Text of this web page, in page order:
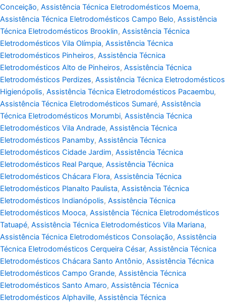
Conceição, Assistência Técnica Eletrodomésticos Moema,
Assistência Técnica Eletrodomésticos Campo Belo, Assistência
Técnica Eletrodomésticos Brooklin, Assistência Técnica
Eletrodomésticos Vila Olímpia, Assistência Técnica
Eletrodomésticos Pinheiros, Assistência Técnica
Eletrodomésticos Alto de Pinheiros, Assistência Técnica
Eletrodomésticos Perdizes, Assistência Técnica Eletrodomésticos
Higienópolis, Assistência Técnica Eletrodomésticos Pacaembu,
Assistência Técnica Eletrodomésticos Sumaré, Assistência
Técnica Eletrodomésticos Morumbi, Assistência Técnica
Eletrodomésticos Vila Andrade, Assistência Técnica
Eletrodomésticos Panamby, Assistência Técnica
Eletrodomésticos Cidade Jardim, Assistência Técnica
Eletrodomésticos Real Parque, Assistência Técnica
Eletrodomésticos Chácara Flora, Assistência Técnica
Eletrodomésticos Planalto Paulista, Assistência Técnica
Eletrodomésticos Indianópolis, Assistência Técnica
Eletrodomésticos Mooca, Assistência Técnica Eletrodomésticos
Tatuapé, Assistência Técnica Eletrodomésticos Vila Mariana,
Assistência Técnica Eletrodomésticos Consolação, Assistência
Técnica Eletrodomésticos Cerqueira César, Assistência Técnica
Eletrodomésticos Chácara Santo Antônio, Assistência Técnica
Eletrodomésticos Campo Grande, Assistência Técnica
Eletrodomésticos Santo Amaro, Assistência Técnica
Eletrodomésticos Alphaville, Assistência Técnica